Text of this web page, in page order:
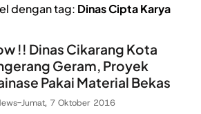
dengan tag: Dinas Cipta Karya
!! Dinas Cikarang Kota
Geram, Proyek
Pakai Material Bekas
-Jumat, 7 Oktober 2016